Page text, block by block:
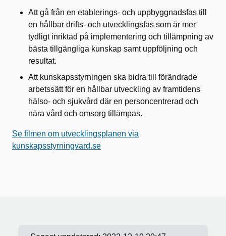
Att gå från en etablerings- och uppbyggnadsfas till
en hållbar drifts- och utvecklingsfas som är mer
tydligt inriktad på implementering och tillämpning av
bästa tillgängliga kunskap samt uppföljning och
resultat.
Att kunskapsstyrningen ska bidra till förändrade
arbetssätt för en hållbar utveckling av framtidens
hälso- och sjukvård där en personcentrerad och
nära vård och omsorg tillämpas.
Se filmen om utvecklingsplanen via
kunskapsstyrningvard.se